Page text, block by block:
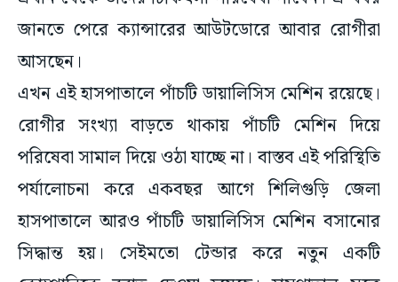
জানতে পেরে ক্যান্সারের আউটডোরে আবার রোগীরা
আসছেন।
এখন এই হাসপাতালে পাঁচটি ডায়ালিসিস মেশিন রয়েছে।
রোগীর সংখ্যা বাড়তে থাকায় পাঁচটি মেশিন দিয়ে
পরিষেবা সামাল দিয়ে ওঠা যাচ্ছে না। বাস্তব এই পরিস্থিতি
পর্যালোচনা করে একবছর আগে শিলিগুড়ি জেলা
হাসপাতালে আরও পাঁচটি ডায়ালিসিস মেশিন বসানোর
সিদ্ধান্ত হয়। সেইমতো টেন্ডার করে নতুন একটি